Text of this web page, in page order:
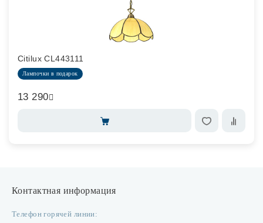
Citilux CL443111
Лампочки в подарок
13 290
Контактная информация
Телефон горячей линии: